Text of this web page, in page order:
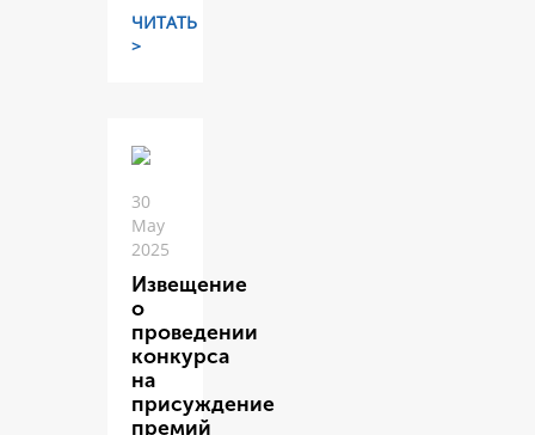
ЧИТАТЬ
>
30
May
2025
Извещение
о
проведении
конкурса
на
присуждение
премий